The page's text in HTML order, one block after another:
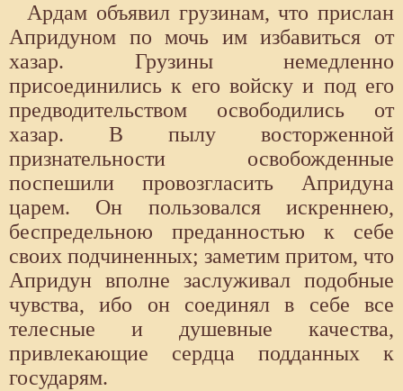
Ардам объявил грузинам, что прислан
Апридуном по мочь им избавиться от
хазар. Грузины немедленно
присоединились к его войску и под его
предводительством освободились от
хазар. В пылу восторженной
признательности освобожденные
поспешили провозгласить Апридуна
царем. Он пользовался искреннею,
беспредельною преданностью к себе
своих подчиненных; заметим притом, что
Апридун вполне заслуживал подобные
чувства, ибо он соединял в себе все
телесные и душевные качества,
привлекающие сердца подданных к
государям.